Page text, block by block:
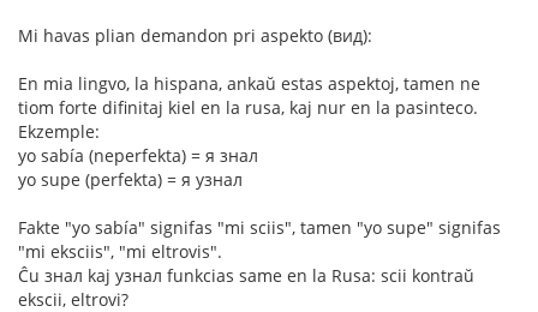
Mi havas plian demandon pri aspekto (вид):
En mia lingvo, la hispana, ankaŭ estas aspektoj, tamen ne
tiom forte difinitaj kiel en la rusa, kaj nur en la pasinteco.
Ekzemple:
yo sabía (neperfekta) = я знал
yo supe (perfekta) = я узнал
Fakte "yo sabía" signifas "mi sciis", tamen "yo supe" signifas
"mi eksciis", "mi eltrovis".
Ĉu знал kaj узнал funkcias same en la Rusa: scii kontraŭ
ekscii, eltrovi?